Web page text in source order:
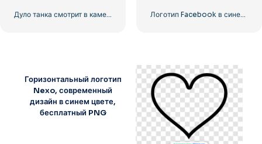
Дуло танка смотрит в камеру Логотип Facebook в синем кружке
Горизонтальный логотип
Nexo, современный
дизайн в синем цвете,
бесплатный PNG